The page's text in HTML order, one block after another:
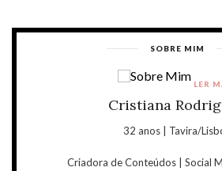
SOBRE MIM
Cristiana
32 anos | Tavira/
Criadora de Conteúdos | Social
LER